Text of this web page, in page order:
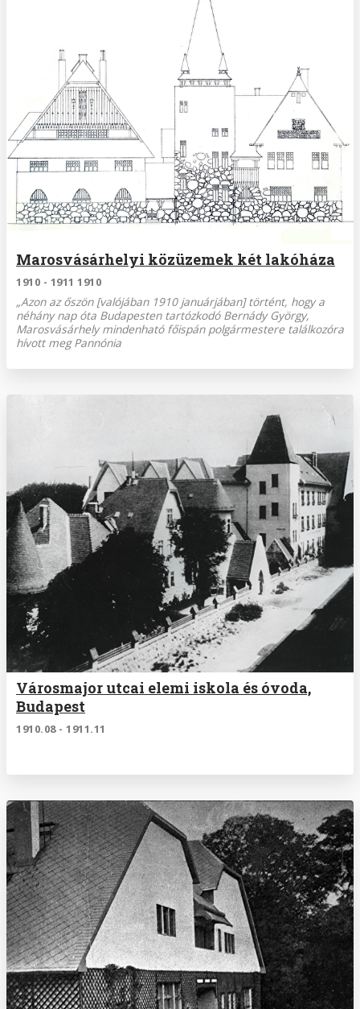
Marosvásárhelyi közüzemek két lakóháza
1910 - 1911 1910
„Azon az őszön [valójában 1910 januárjában] történt, hogy a
néhány nap óta Budapesten tartózkodó Bernády György,
Marosvásárhely mindenható főispán polgármestere találkozóra
hívott meg Pannónia
Városmajor utcai elemi iskola és óvoda,
Budapest
1910.08 - 1911.11